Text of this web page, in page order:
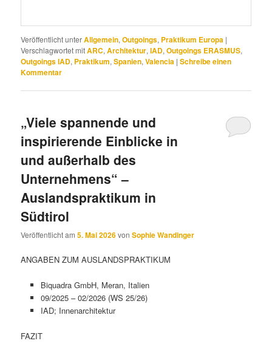
Veröffentlicht unterAllgemein,Outgoings, Praktikum Europa |
Verschlagwortet mitARC,Architektur,IAD,Outgoings ERASMUS,
Outgoings IAD, Praktikum,Spanien,Valencia |Schreibe einen
Kommentar
„Viele spannende und
inspirierende Einblicke in
und außerhalb des
Unternehmens“ –
Auslandspraktikum in
Südtirol
Veröffentlicht am5. Mai 2026vonSophie Wandinger
ANGABEN ZUM AUSLANDSPRAKTIKUM
Biquadra GmbH, Meran, Italien
09/2025 – 02/2026 (WS 25/26)
IAD; Innenarchitektur
FAZIT